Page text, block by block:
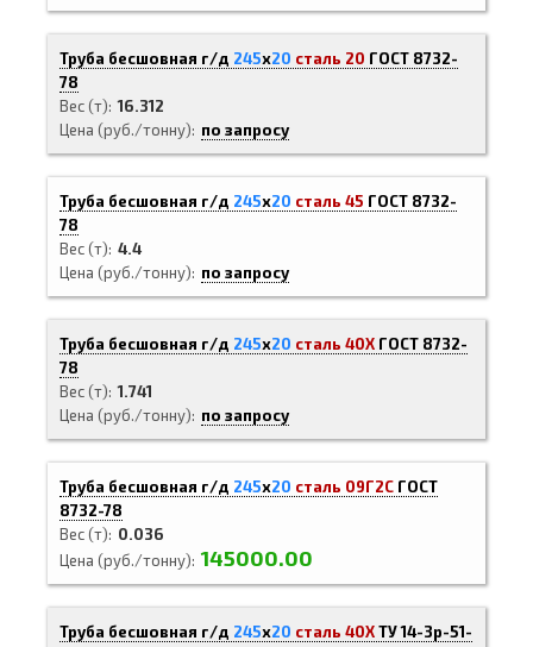
Труба бесшовная г/д 245х20 сталь 20 ГОСТ 8732-
78
Вес (т) 16.312
Цена (руб./тонну)
по запросу
Труба бесшовная г/д 245х20 сталь 45 ГОСТ 8732-
78
Вес (т) 4.4
Цена (руб./тонну)
по запросу
Труба бесшовная г/д 245х20 сталь 40Х ГОСТ 8732-
78
Вес (т) 1.741
Цена (руб./тонну)
по запросу
Труба бесшовная г/д 245х20 сталь 09Г2С ГОСТ
8732-78
Вес (т)
0.036
Цена (руб./тонну) 145000.00
Труба бесшовная г/д 245х20 сталь 40ХТУ 14-3р-51-